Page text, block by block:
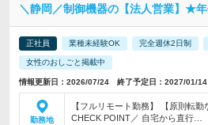
＼静岡／制御機器の【法人営業】★
正社員 業種未経験OK 完全週休2日制
女性のおしごと掲載中
情報更新日：2026/07/24 終了予定日：2027/01/14
勤務地
【フルリモート勤務】 【原則転
CHECK POINT／ 自宅から直行…